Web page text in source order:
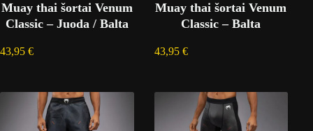
Muay thai šortai Venum
Classic – Juoda / Balta
43,95 €
Muay thai šortai Venum
Classic – Balta
43,95 €